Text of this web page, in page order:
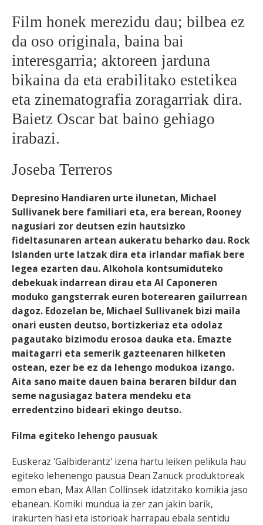
BEREZIAK
ARGAZKIAK
... AUKERA GEHIAGO
Film honek merezidu dau; bilbea ez
da oso originala, baina bai
interesgarria; aktoreen jarduna
bikaina da eta erabilitako estetikea
eta zinematografia zoragarriak dira.
Baietz Oscar bat baino gehiago
irabazi.
Joseba Terreros
Depresino Handiaren urte ilunetan, Michael
Sullivanek bere familiari eta, era berean, Rooney
nagusiari zor deutsen ezin hautsizko
fideltasunaren artean aukeratu beharko dau. Rock
Islanden urte latzak dira eta irlandar mafiak bere
legea ezarten dau. Alkohola kontsumiduteko
debekuak indarrean dirau eta Al Caponeren
moduko gangsterrak euren boterearen gailurrean
dagoz. Edozelan be, Michael Sullivanek bizi maila
onari eusten deutso, bortizkeriaz eta odolaz
pagautako bizimodu erosoa dauka eta. Emazte
maitagarri eta semerik gazteenaren hilketen
ostean, ezer be ez da lehengo modukoa izango.
Aita sano maite dauen baina beraren bildur dan
seme nagusiagaz batera mendeku eta
erredentzino bideari ekingo deutso.
Filma egiteko lehengo pausuak
Euskeraz 'Galbiderantz' izena hartu leiken pelikula hau
egiteko lehenengo pausua Dean Zanuck produktoreak
emon eban, Max Allan Collinsek idatzitako komikia jaso
ebanean. Komiki mundua ia zer zan jakin barik,
irakurten hasi eta istorioak harrapau ebala sentidu